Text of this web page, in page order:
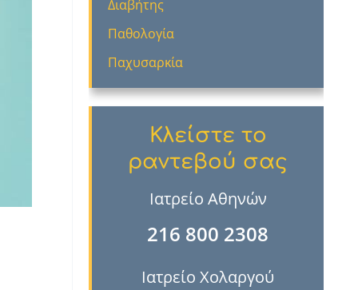
Διαβήτης
Παθολογία
Παχυσαρκία
Κλείστε το
ραντεβού σας
Ιατρείο Αθηνών
216 800 2308
Ιατρείο Χολαργού